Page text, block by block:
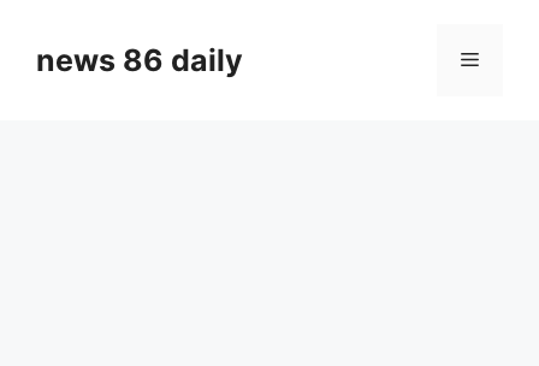
contentnews 86 daily Menu